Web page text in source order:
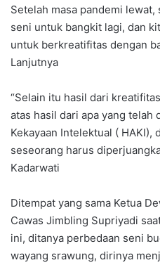
Setelah masa pandemi lewat,
seni untuk bangkit lagi, dan
untuk berkreatifitas dengan
Lanjutnya
“Selain itu hasil dari
atas hasil dari apa yang telah
Kekayaan Intelektual ( HAKI),
seseorang harus
Kadarwati
Ditempat yang sama Ketua
Cawas Jimbling Supriyadi
ini, ditanya perbedaan seni
wayang srawung, dirinya